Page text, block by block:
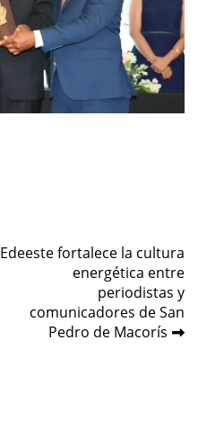
Edeeste fortalece la cultura
energética entre
periodistas y
comunicadores de San
Pedro de Macorís